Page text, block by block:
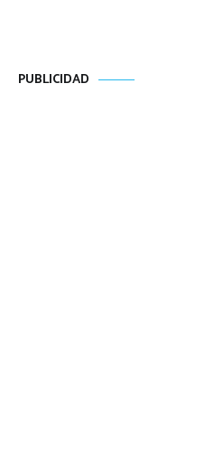
PUBLICIDAD